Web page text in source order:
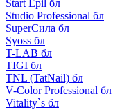
Start Epil бл
Studio Professional бл
SuperСила бл
Syoss бл
T-LAB бл
TIGI бл
TNL (TatNail) бл
V-Color Professional бл
Vitality`s бл